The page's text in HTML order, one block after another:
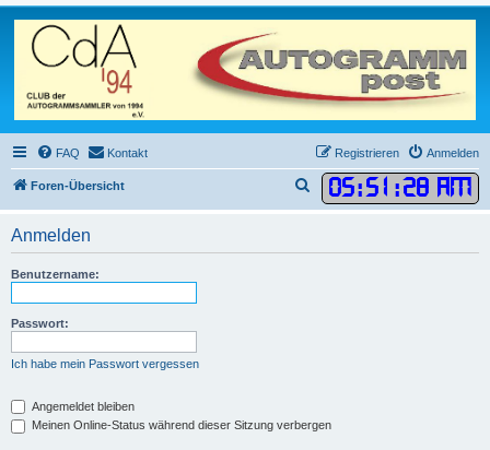
FAQ Kontakt Anmelden
Registrieren
Foren-Übersicht 05:51 :28 AM
u
Anmelden
Benutzername:
Passwort:
Ich habe mein Passwort vergessen
Angemeldet bleiben
Meinen Online-Status während dieser Sitzung verbergen